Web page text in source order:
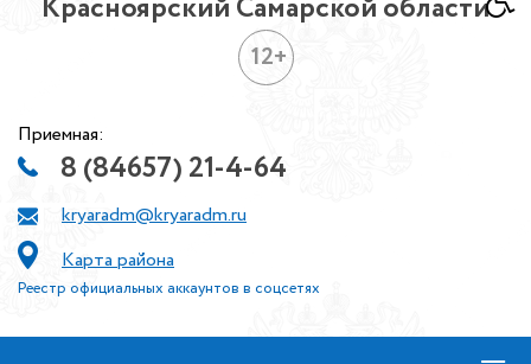
Красноярский Самарской области
12+
Приемная:
8 (84657) 21-4-64
kryaradm@kryaradm.ru
Карта района
Реестр официальных аккаунтов в соцсетях